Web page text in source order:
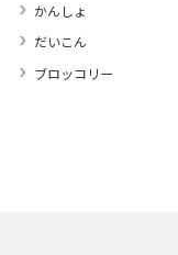
かんしょ
だいこん
ブロッコリー